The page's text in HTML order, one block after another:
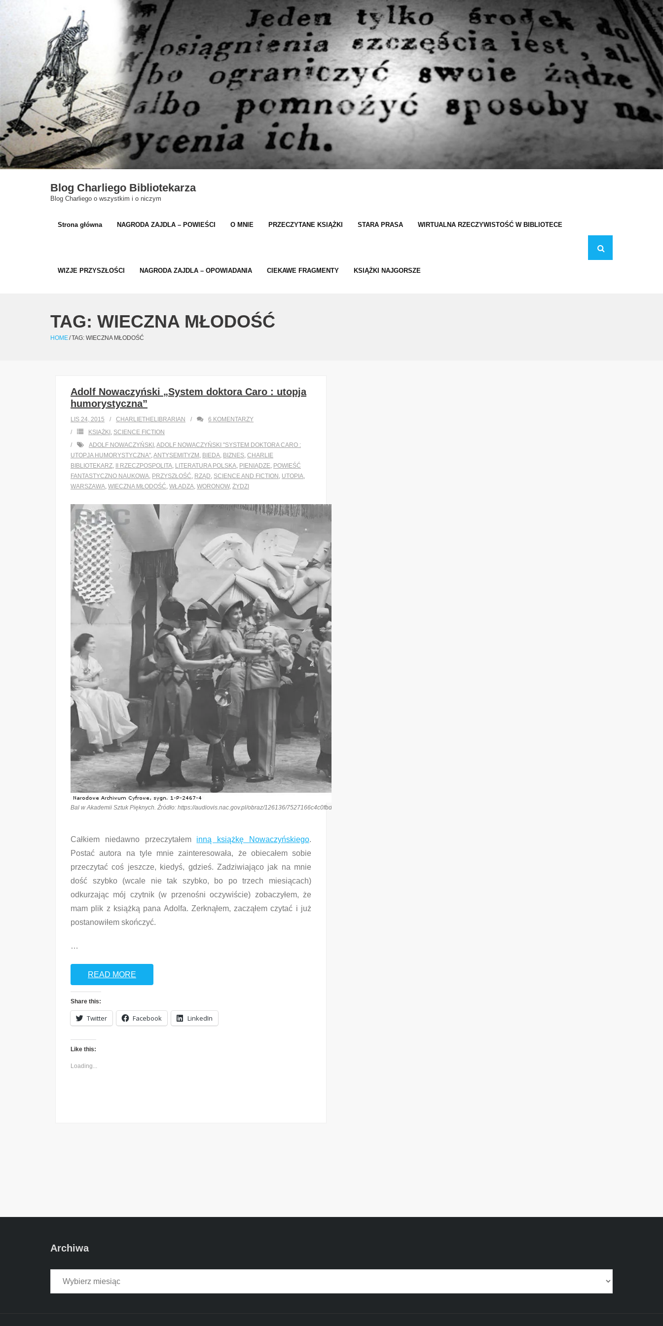
Blog Charliego Bibliotekarza
Blog Charliego o wszystkim i o niczym
Strona główna NAGRODA ZAJDLA – POWIEŚCI O MNIE PRZECZYTANE KSIĄŻKI STARA PRASA WIRTUALNA RZECZYWISTOŚĆ W BIBLIOTECE
WIZJE PRZYSZŁOŚCI NAGRODA ZAJDLA – OPOWIADANIA CIEKAWE FRAGMENTY KSIĄŻKI NAJGORSZE
TAG: WIECZNA MŁODOŚĆ
HOME/TAG: WIECZNA MŁODOŚĆ
Adolf Nowaczyński „System doktora Caro : utopja
humorystyczna”
LIS 24, 2015 CHARLIETHELIBRARIAN 6 KOMENTARZY
KSIĄŻKI SCIENCE FICTION
ADOLF NOWACZYŃSKI ADOLF NOWACZYŃSKI "SYSTEM DOKTORA CARO :
UTOPJA HUMORYSTYCZNA" ANTYSEMITYZM BIEDA BIZNES CHARLIE
BIBLIOTEKARZ II RZECZPOSPOLITA LITERATURA POLSKA PIENIĄDZE POWIEŚĆ
FANTASTYCZNO NAUKOWA PRZYSZŁOŚĆ RZĄD SCIENCE AND FICTION UTOPIA
WARSZAWA WIECZNA MŁODOŚĆ WŁADZA WORONOW, ŻYDZI
Bal w Akademii Sztuk Pięknych. Źródło: https://audiovis.nac.gov.pl/obraz/126136/7527166c4c0fbdb4faff756076ec0b77/
Całkiem niedawno przeczytałem inną książkę Nowaczyńskiego.
Postać autora na tyle mnie zainteresowała, że obiecałem sobie
przeczytać coś jeszcze, kiedyś, gdzieś. Zadziwiająco jak na mnie
dość szybko (wcale nie tak szybko, bo po trzech miesiącach)
odkurzając mój czytnik (w przenośni oczywiście) zobaczyłem, że
mam plik z książką pana Adolfa. Zerknąłem, zacząłem czytać i już
postanowiłem skończyć.
…
READ MORE
Share this:
Twitter Facebook LinkedIn
Like this:
Loading...
Archiwa